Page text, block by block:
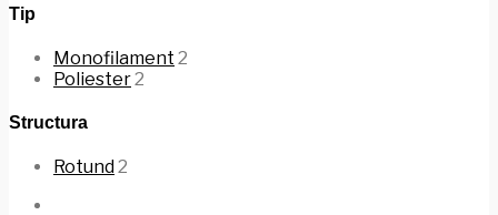
Tip
Monofilament 2
Poliester2
Structura
Rotund 2